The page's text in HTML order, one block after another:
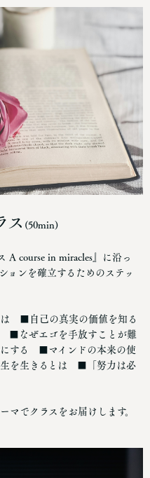
ス (50min)
A course in miracles』に沿っ
ョンを確立するためのステッ
■自己の真実の価値を知る
■なぜエゴを手放すことが難
する ■マインドの本来の使
を生きるとは ■「努力は必
マでクラスをお届けします。